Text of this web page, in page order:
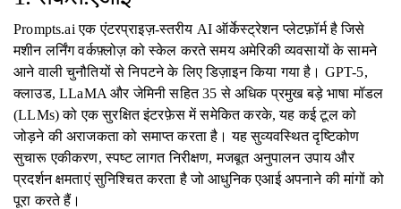
Prompts.ai एक एंटरप्राइज़-स्तरीय AI ऑर्केस्ट्रेशन प्लेटफ़ॉर्म है जिसे
मशीन लर्निंग वर्कफ़्लोज़ को स्केल करते समय अमेरिकी व्यवसायों के सामने
आने वाली चुनौतियों से निपटने के लिए डिज़ाइन किया गया है। GPT-5,
क्लाउड, LLaMA और जेमिनी सहित 35 से अधिक प्रमुख बड़े भाषा मॉडल
(LLMs) को एक सुरक्षित इंटरफ़ेस में समेकित करके, यह कई टूल को
जोड़ने की अराजकता को समाप्त करता है। यह सुव्यवस्थित दृष्टिकोण
सुचारू एकीकरण, स्पष्ट लागत निरीक्षण, मजबूत अनुपालन उपाय और
प्रदर्शन क्षमताएं सुनिश्चित करता है जो आधुनिक एआई अपनाने की मांगों को
पूरा करते हैं।